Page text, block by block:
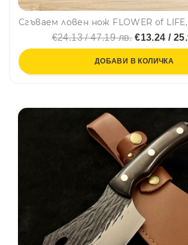
€24.13 / 47.19 лв.€13.24 /
ДОБАВИ В КОЛИЧКА